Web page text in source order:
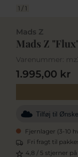
1 / 1
Mads Z
Mads Z
Varenummer:
1.995,00 kr
Tilføj til
Fjernlager (3-10
Fri fragt til
4,8 / 5 stjerner